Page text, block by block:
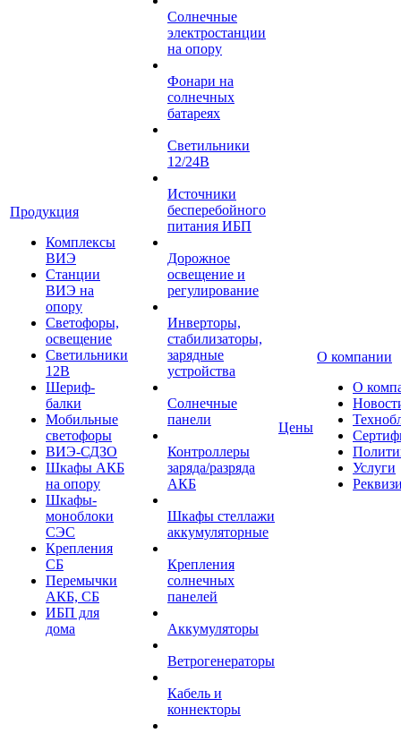
Продукция
Комплексы
ВИЭ
Станции
ВИЭ на
опору
Светофоры,
освещение
Светильники
12В
Шериф-
балки
Мобильные
светофоры
ВИЭ-СДЗО
Шкафы АКБ
на опору
Шкафы-
моноблоки
СЭС
Крепления
СБ
Перемычки
АКБ, СБ
ИБП для
дома
Солнечные
электростанции
на опору
Фонари на
солнечных
батареях
Светильники
12/24В
Источники
бесперебойного
питания ИБП
Дорожное
освещение и
регулирование
Инверторы,
стабилизаторы,
зарядные
устройства
Солнечные
панели
Контроллеры
заряда/разряда
АКБ
Шкафы стеллажи
аккумуляторные
Крепления
солнечных
панелей
Аккумуляторы
Ветрогенераторы
Кабель и
коннекторы
Цены
О компании
О
Услуги